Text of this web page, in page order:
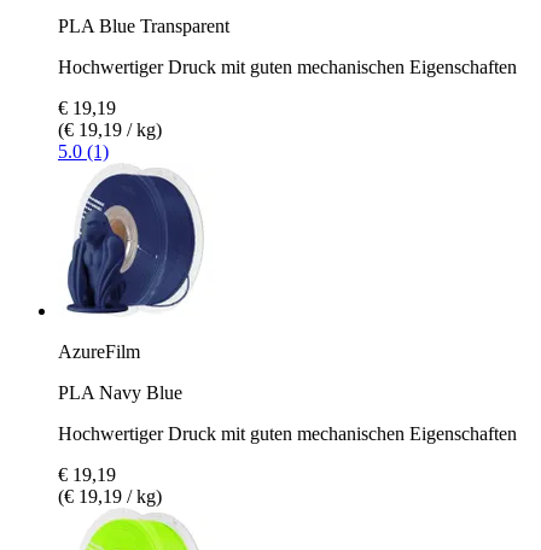
PLA Blue Transparent
Hochwertiger Druck mit guten mechanischen Eigenschaften
€ 19,19
(€ 19,19 / kg)
5.0 (1)
AzureFilm
PLA Navy Blue
Hochwertiger Druck mit guten mechanischen Eigenschaften
€ 19,19
(€ 19,19 / kg)